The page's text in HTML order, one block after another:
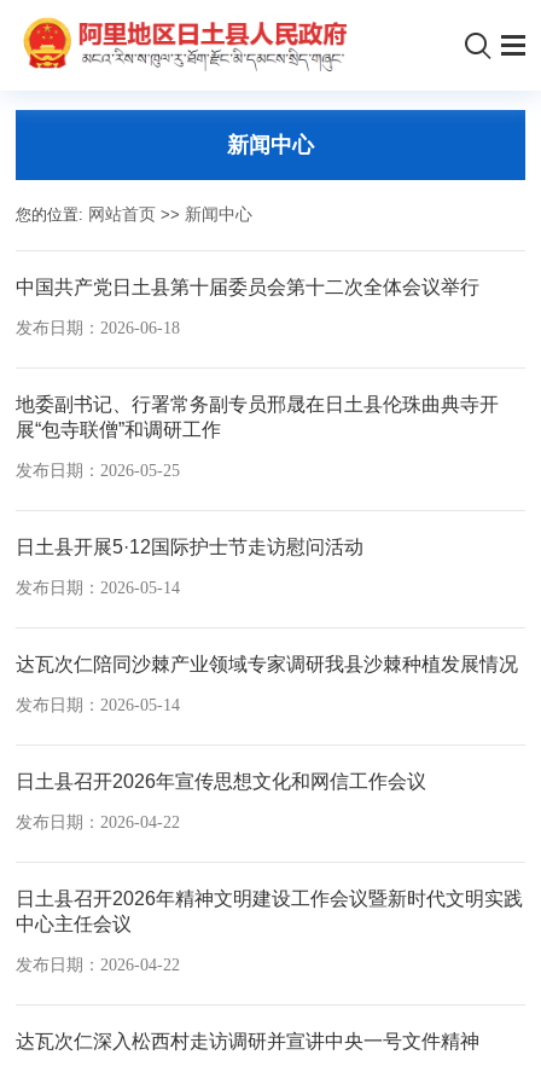
新闻中心
您的位置: 网站首页 >> 新闻中心
中国共产党日土县第十届委员会第十二次全体会议举行
发布日期：2026-06-18
地委副书记、行署常务副专员邢晟在日土县伦珠曲典寺开
展“包寺联僧”和调研工作
发布日期：2026-05-25
日土县开展5·12国际护士节走访慰问活动
发布日期：2026-05-14
达瓦次仁陪同沙棘产业领域专家调研我县沙棘种植发展情况
发布日期：2026-05-14
日土县召开2026年宣传思想文化和网信工作会议
发布日期：2026-04-22
日土县召开2026年精神文明建设工作会议暨新时代文明实践
中心主任会议
发布日期：2026-04-22
达瓦次仁深入松西村走访调研并宣讲中央一号文件精神